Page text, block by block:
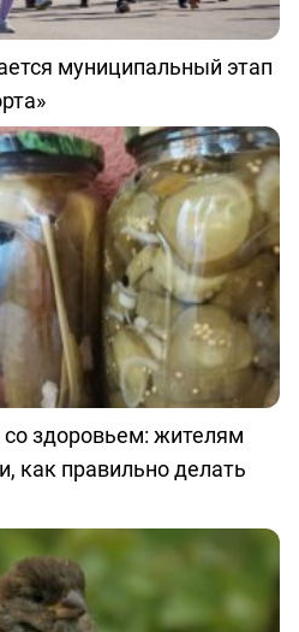
муниципальный этап
здоровьем: жителям
как правильно делать